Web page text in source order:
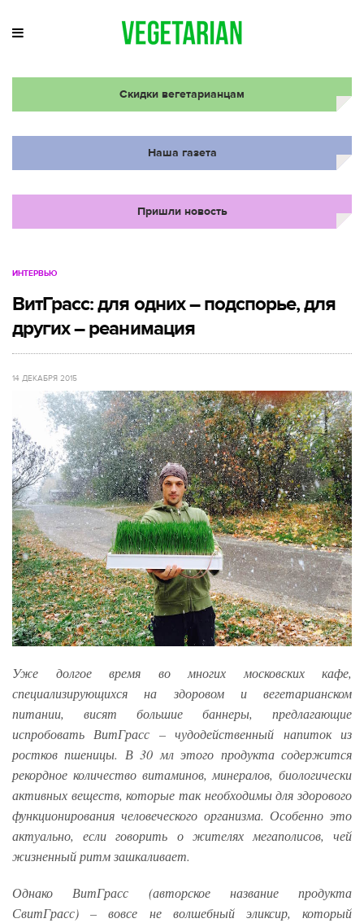
Скидки вегетарианцам
Наша газета
Пришли новость
ИНТЕРВЬЮ
ВитГрасс: для одних – подспорье, для
других – реанимация
14 ДЕКАБРЯ 2015
Уже долгое время во многих московских кафе,
специализирующихся на здоровом и вегетарианском
питании, висят большие баннеры, предлагающие
испробовать ВитГрасс – чудодейственный напиток из
ростков пшеницы. В 30 мл этого продукта содержится
рекордное количество витаминов, минералов, биологически
активных веществ, которые так необходимы для здорового
функционирования человеческого организма. Особенно это
актуально, если говорить о жителях мегаполисов, чей
жизненный ритм зашкаливает.
Однако ВитГрасс (авторское название продукта
СвитГрасс) – вовсе не волшебный эликсир, который